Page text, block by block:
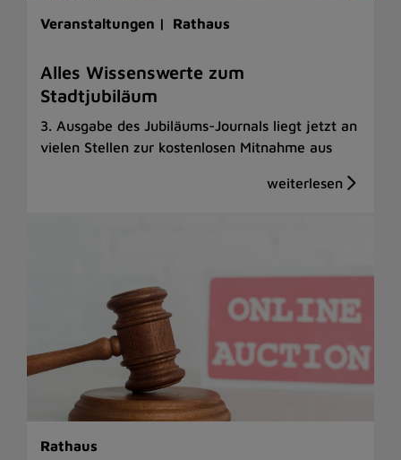
Veranstaltungen | Rathaus
Alles Wissenswerte zum
Stadtjubiläum
3. Ausgabe des Jubiläums-Journals liegt jetzt an
vielen Stellen zur kostenlosen Mitnahme aus
Rathaus